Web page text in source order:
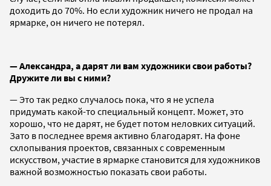
доходить до 70%. Но если художник ничего не продал на
ярмарке, он ничего не потерял.
— Александра, а дарят ли вам художники свои работы?
Дружите ли вы с ними?
— Это так редко случалось пока, что я не успела
придумать какой-то специальный концепт. Может, это
хорошо, что не дарят, не будет потом неловких ситуаций.
Зато в последнее время активно благодарят. На фоне
схлопывания проектов, связанных с современным
искусством, участие в ярмарке становится для художников
важной возможностью показать свои работы.